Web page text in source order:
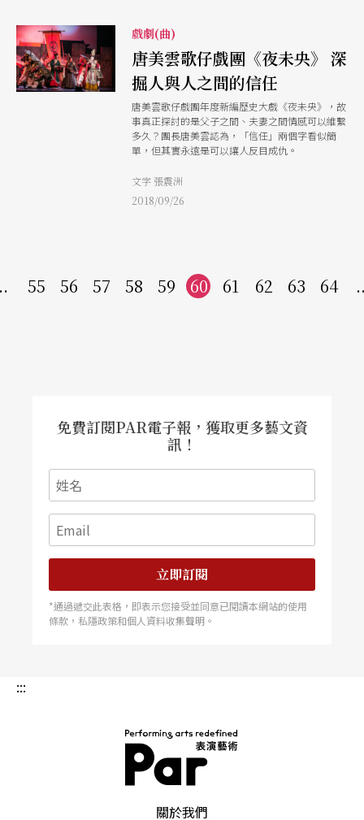
戲劇(曲)
唐美雲歌仔戲團《夜未央》 深
掘人與人之間的信任
唐美雲歌仔戲團年度新編歷史大戲《夜未央》，故
事真正探討的是父子之間、夫妻之間情感可以維繫
多久？團長唐美雲認為，「信任」兩個字看似簡
單，但其實永遠是可以讓人反目成仇。
文字 張震洲
2018/09/26
55 56 57 58 59 60 61 62 63 64
免費訂閱PAR電子報，獲取更多藝文資
訊！
立即訂閱
*通過遞交此表格，即表示您接受並同意已閱讀本網站的使用
條款，私隱政策和個人資料收集聲明。
:::
關於我們